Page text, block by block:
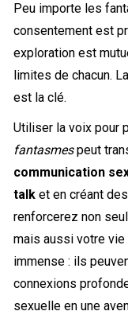
Peu importe les
consentement est
exploration est
limites de chacun.
est la clé.
Utiliser la voix pour
fantasmespeut
communication
talk et en créant
renforcerez non
mais aussi votre
immense : ils
connexions
sexuelle en une